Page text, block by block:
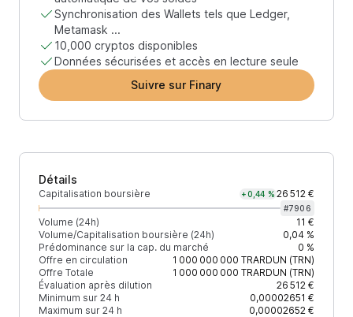
Synchronisation des Wallets tels que Ledger,
Metamask ...
10,000 cryptos disponibles
Données sécurisées et accès en lecture seule
Suivre sur Finary
Détails
Capitalisation boursière +0,44 % 26 512 €
#7906
Volume (24h)
11 €
Volume/Capitalisation boursière (24h)
0,04 %
Prédominance sur la cap. du marché
0 %
Offre en circulation
1 000 000 000 TRARDUN (TRN)
Offre Totale
1 000 000 000 TRARDUN (TRN)
Évaluation après dilution
26 512 €
Minimum sur 24 h
0,00002651 €
Maximum sur 24 h
0,00002652 €